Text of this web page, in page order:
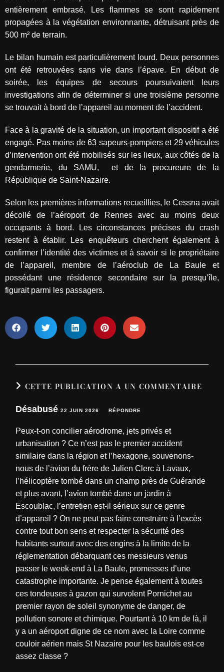
entièrement embrasé. Les flammes se sont rapidement
propagées à la végétation environnante, détruisant près de
500 m² de terrain.
Le bilan humain est particulièrement lourd. Deux personnes
ont été retrouvées sans vie dans l’épave. En début de
soirée, les équipes de secours poursuivaient leurs
investigations afin de déterminer si une troisième personne
se trouvait à bord de l’appareil au moment de l’accident.
Face à la gravité de la situation, un important dispositif a été
engagé. Pas moins de 63 sapeurs-pompiers et 29 véhicules
d’intervention ont été mobilisés sur les lieux, aux côtés de la
gendarmerie, du SAMU, et de la procureure de la
République de Saint-Nazaire.
Selon les premières informations recueillies, le Cessna avait
décollé de l’aéroport de Rennes avec au moins deux
occupants à bord. Les circonstances précises du crash
restent à établir. Les enquêteurs cherchent également à
confirmer l’identité des victimes et à savoir si le propriétaire
de l’appareil, membre de l’aéroclub de La Baule et
possédant une résidence secondaire sur la presqu’île,
figurait parmi les passagers.
CETTE PUBLICATION A UN COMMENTAIRE
Désabusé22 JUIN 2026 RÉPONDRE
Peux-t-on concilier aérodrome, jets privés et
urbanisation ? Ce n’est pas le premier accident
similaire dans la région et l’hexagone, souvenons-
nous de l’avion du frère de Julien Clerc à Lavaux,
l’hélicoptère tombé dans un champ près de Guérande
et plus avant, l’avion tombé dans un jardin à
Escoublac, l’entretien est-il sérieux sur ce genre
d’appareil ? On ne peut pas faire construire à l’excès
contre tout bon sens et respecter la sécurité des
habitants surtout avec des engins à la limite de la
réglementation débarquant ces messieurs venus
passer le week-end à La Baule, promesses d’une
catastrophe importante. Je pense également à toutes
ces tondeuses à gazon qui survolent Pornichet au
premier rayon de soleil synonyme de danger, de
pollution sonore et chimique. Pourtant à 10 km de là, il
y a un aéroport digne de ce nom avec la Loire comme
couloir aérien mais St Nazaire pour les baulois est-ce
assez classe ?